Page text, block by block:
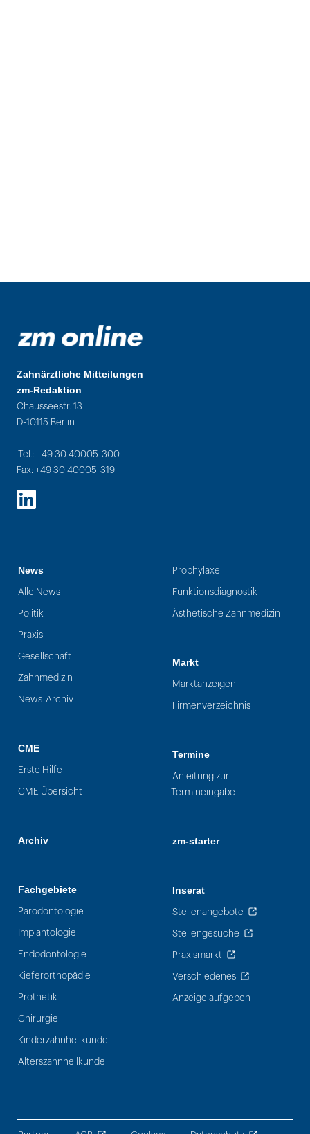
Zahnärztliche Mitteilungen
zm-Redaktion
Chausseestr. 13
D-10115 Berlin
Tel.: +49 30 40005-300
Fax: +49 30 40005-319
LinkedIn
News
Alle News
Politik
Praxis
Gesellschaft
Zahnmedizin
News-Archiv
CME
Erste Hilfe
CME Übersicht
Archiv
Fachgebiete
Parodontologie
Implantologie
Endodontologie
Kieferorthopädie
Prothetik
Chirurgie
Kinderzahnheilkunde
Alterszahnheilkunde
Prophylaxe
Funktionsdiagnostik
Ästhetische Zahnmedizin
Markt
Marktanzeigen
Firmenverzeichnis
Termine
Anleitung zur
Termineingabe
zm-starter
Inserat
Stellenangebote
Stellengesuche
Praxismarkt
Verschiedenes
Anzeige aufgeben